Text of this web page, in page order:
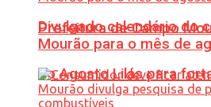
Prefeitura de Campo
do Agosto Lilás para
Divulgado calendário do
Mourão para o mês de